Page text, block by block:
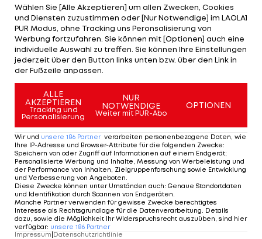
Aufgabengebiet. Auch mit der Transferstrategie
der "Rossoneri" ist er vertraut, demnach gilt er als
wichtiger Ansprechpartner für Fonseca.
Fix! Juventus Turin findet
Allegri-Nachfolger
Serie A
Wählen Sie [Alle Akzeptieren] um allen Zwecken, Cookies
und Diensten zuzustimmen oder [Nur Notwendige] im LAOLA1
PUR Modus, ohne Tracking uns Peronsalisierung von
Werbung fortzufahren. Sie können mit [Optionen] auch eine
individuelle Auswahl zu treffen. Sie können Ihre Einstellungen
jederzeit über den Button links unten bzw. über den Link in
der Fußzeile anpassen.
ALLE
AKZEPTIEREN
Tracking und
Personalisierung
NUR
NOTWENDIGE
Weiter mit PUR-Abo
OPTIONEN
Wir und unsere 186 Partner verarbeiten personenbezogene Daten, wie
Ihre IP-Adresse und Browser-Attribute für die folgenden Zwecke:
Speichern von oder Zugriff auf Informationen auf einem Endgerät;
Personalisierte Werbung und Inhalte, Messung von Werbeleistung und
der Performance von Inhalten, Zielgruppenforschung sowie Entwicklung
und Verbesserung von Angeboten.
Diese Zwecke können unter Umständen auch: Genaue Standortdaten
und Identifikation durch Scannen von Endgeräten.
Manche Partner verwenden für gewisse Zwecke berechtigtes
Interesse als Rechtsgrundlage für die Datenverarbeitung. Details
dazu, sowie die Möglichkeit Ihr Widerspruchsrecht auszuüben, sind hier
verfügbar: unsere 186 Partner
Impressum Datenschutzrichtlinie